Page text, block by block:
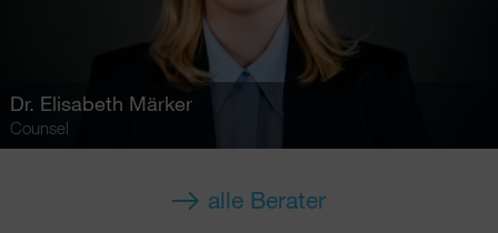
Dr. Elisabeth Märker
Counsel
alle Berater